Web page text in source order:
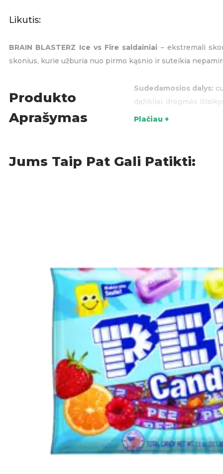
Likutis:
BRAIN BLASTERZ Ice vs Fire saldainiai – ekstremali
skonius, kurie užburia nuo pirmo kąsnio ir suteikia
Produkto
Aprašymas
Sudedamosios dalys:
dažikliai, drėgmės
KATEGORIJOS:
Plačiau +
Jums Taip Pat Gali Patikti: